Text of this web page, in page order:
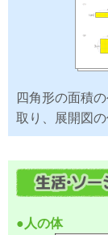
四角形の面積
取り、展開図の
●人の体